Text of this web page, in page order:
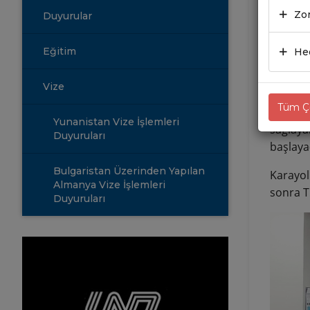
Duyurular
Eğitim
Vize
Yunanistan Vize İşlemleri
Duyuruları
Bulgaristan Üzerinden Yapılan
Almanya Vize İşlemleri
Duyuruları
Eylül
sonra
Tüm